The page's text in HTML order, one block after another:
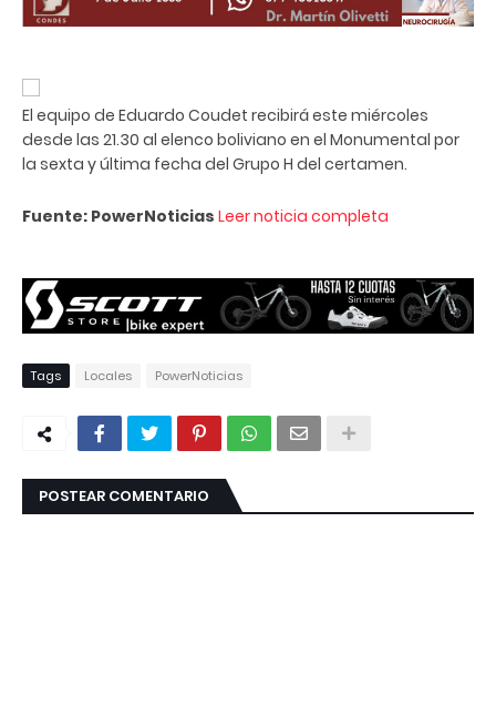
El equipo de Eduardo Coudet recibirá este miércoles
desde las 21.30 al elenco boliviano en el Monumental por
la sexta y última fecha del Grupo H del certamen.
Fuente: PowerNoticias Leer noticia completa
Tags Locales PowerNoticias
POSTEAR COMENTARIO